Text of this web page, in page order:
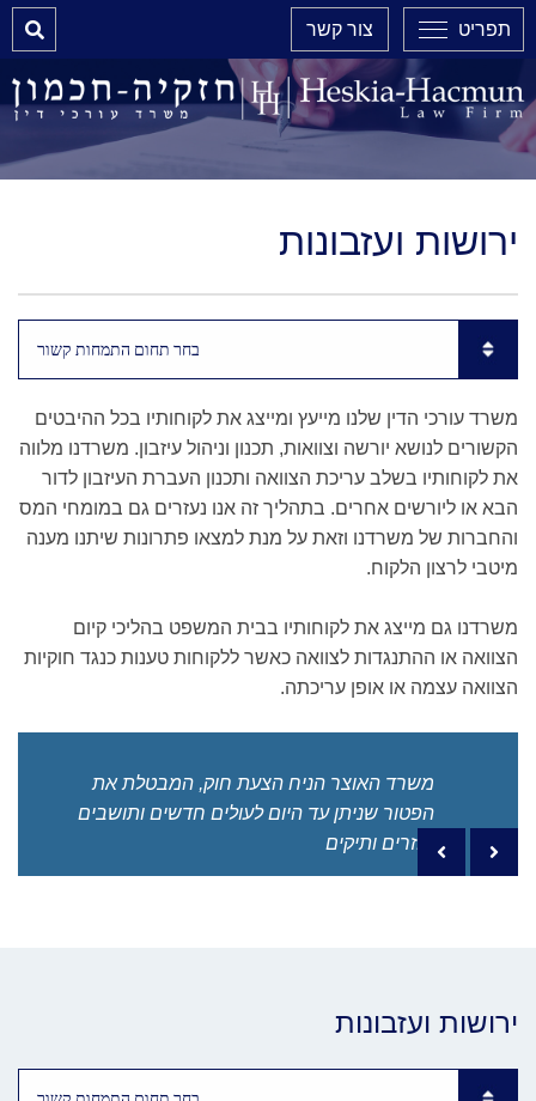
Search תפריט צור קשר
ירושות ועזבונות
משרד עורכי הדין שלנו מייעץ ומייצג את לקוחותיו בכל ההיבטים
הקשורים לנושא יורשה וצוואות, תכנון וניהול עיזבון. משרדנו מלווה
את לקוחותיו בשלב עריכת הצוואה ותכנון העברת העיזבון לדור
הבא או ליורשים אחרים. בתהליך זה אנו נעזרים גם במומחי המס
והחברות של משרדנו וזאת על מנת למצאו פתרונות שיתנו מענה
מיטבי לרצון הלקוח.
משרדנו גם מייצג את לקוחותיו בבית המשפט בהליכי קיום
הצוואה או ההתנגדות לצוואה כאשר ללקוחות טענות כנגד חוקיות
הצוואה עצמה או אופן עריכתה.
משרד האוצר הניח הצעת חוק, המבטלת את
הפטור שניתן עד היום לעולים חדשים ותושבים
חוזרים ותיקים
Previous
Next
ירושות ועזבונות